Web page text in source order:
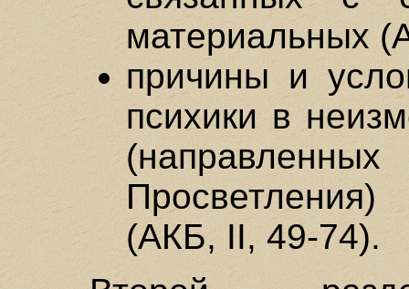
материальных
причины и
психики в
(АКБ, II, 49-74).